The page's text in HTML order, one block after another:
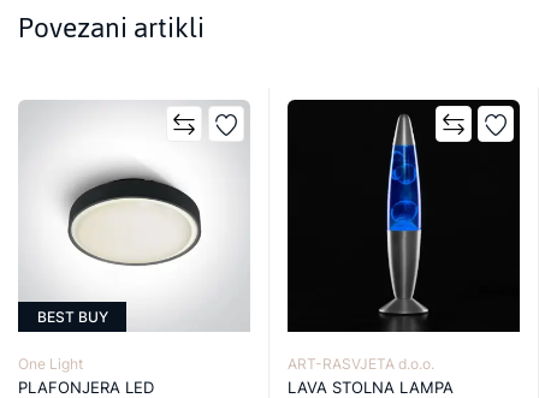
Povezani artikli
BEST BUY
One Light
PLAFONJERA LED
ART-RASVJETA d.o.o.
LAVA STOLNA LAMPA